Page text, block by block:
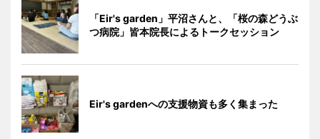
「Eir's garden」平沼さんと、「桜の森どうぶ
つ病院」皆本院長によるトークセッション
Eir's gardenへの支援物資も多く集まった